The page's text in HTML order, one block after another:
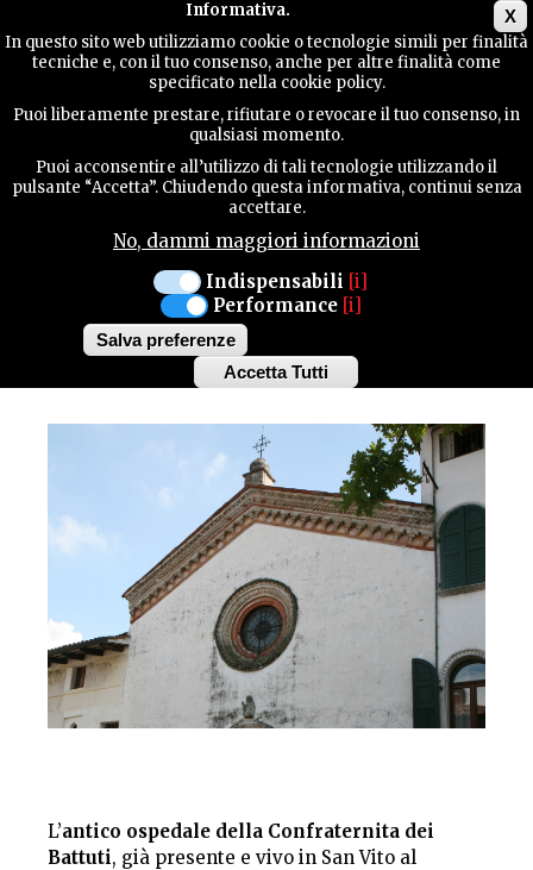
X
Informativa.
In questo sito web utilizziamo cookie o tecnologie simili per finalità
tecniche e, con il tuo consenso, anche per altre finalità come
specificato nella cookie policy.
Puoi liberamente prestare, rifiutare o revocare il tuo consenso, in
qualsiasi momento.
Puoi acconsentire all’utilizzo di tali tecnologie utilizzando il
pulsante “Accetta”. Chiudendo questa informativa, continui senza
accettare.
No, dammi maggiori informazioni
Indispensabili [i]
Performance [i]
Salva preferenze
Accetta Tutti
Withdraw
CONTATTI
Cultura / Architetture
SAN VITO AL TAGLIAMENTO
ANTICO OSPEDALE
DELLA
CONFRATERNITA DI
SANTA MARIA DEI
BATTUTI
L’antico ospedale della Confraternita dei
Battuti, già presente e vivo in San Vito al